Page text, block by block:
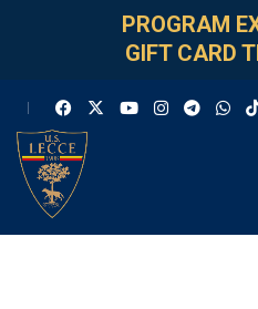
PROGRAM
GIFT CARD